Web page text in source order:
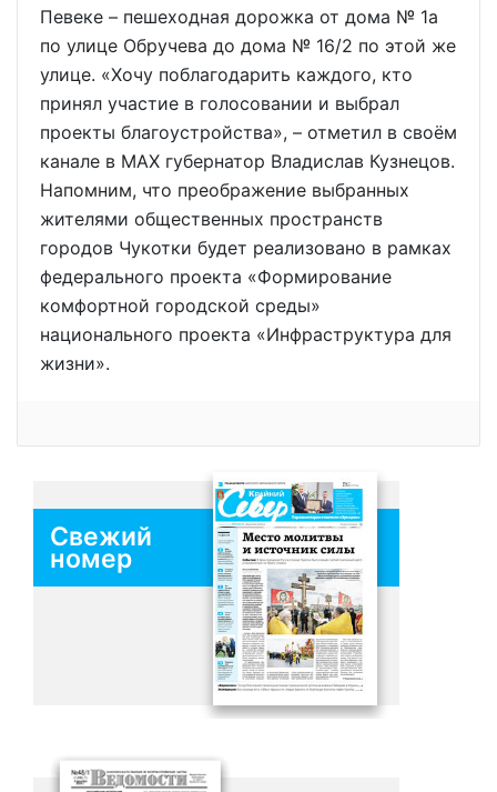
Певеке – пешеходная дорожка от дома № 1а
по улице Обручева до дома № 16/2 по этой же
улице. «Хочу поблагодарить каждого, кто
принял участие в голосовании и выбрал
проекты благоустройства», – отметил в своём
канале в MAX губернатор Владислав Кузнецов.
Напомним, что преображение выбранных
жителями общественных пространств
городов Чукотки будет реализовано в рамках
федерального проекта «Формирование
комфортной городской среды»
национального проекта «Инфраструктура для
жизни».
Свежий
номер